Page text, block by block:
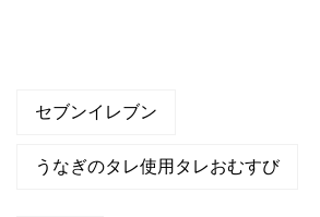
セブンイレブン
うなぎのタレ使用タレおむすび